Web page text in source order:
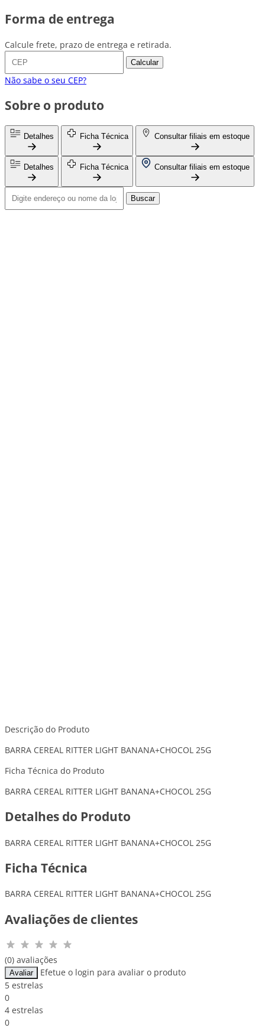
Forma de entrega
Calcule frete, prazo de entrega e retirada.
Calcular
Não sabe o seu CEP?
Sobre o produto
Detalhes Ficha Técnica Consultar filiais em estoque
Detalhes Ficha Técnica Consultar filiais em estoque
Buscar
Descrição do Produto
BARRA CEREAL RITTER LIGHT BANANA+CHOCOL 25G
Ficha Técnica do Produto
BARRA CEREAL RITTER LIGHT BANANA+CHOCOL 25G
Detalhes do Produto
BARRA CEREAL RITTER LIGHT BANANA+CHOCOL 25G
Ficha Técnica
BARRA CEREAL RITTER LIGHT BANANA+CHOCOL 25G
Avaliações de clientes
(0) avaliações
Avaliar
Efetue o login para avaliar o produto
5 estrelas
0
4 estrelas
0